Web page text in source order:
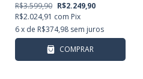
R$3.599,90 R$2.249,90
R$2.024,91 com Pix
6x de R$374,98 sem juros
COMPRAR